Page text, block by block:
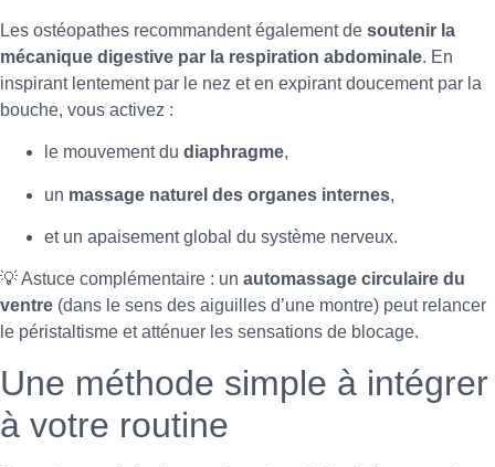
Les ostéopathes recommandent également de soutenir la
mécanique digestive par la respiration abdominale. En
inspirant lentement par le nez et en expirant doucement par la
bouche, vous activez :
le mouvement du diaphragme,
un massage naturel des organes internes,
et un apaisement global du système nerveux.
💡 Astuce complémentaire : un automassage circulaire du
ventre (dans le sens des aiguilles d’une montre) peut relancer
le péristaltisme et atténuer les sensations de blocage.
Une méthode simple à intégrer
à votre routine